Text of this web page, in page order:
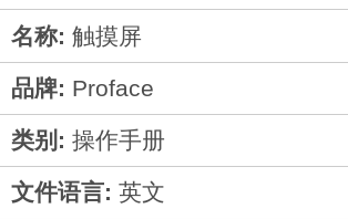
名称: 触摸屏
品牌: Proface
类别: 操作手册
文件语言: 英文